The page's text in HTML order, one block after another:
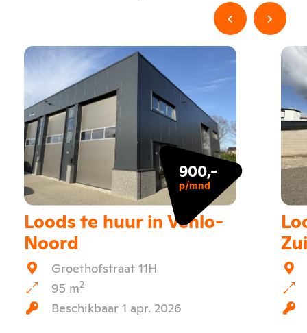
900,-
p/mnd
Loods te huur in Venlo-
Noord
Groethofstraat 11H
95 m2
Beschikbaar 1 apr. 2026